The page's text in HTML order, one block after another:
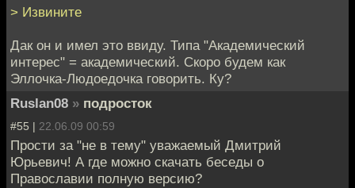
> Извините
Дак он и имел это ввиду. Типа "Академический
интерес" = академический. Скоро будем как
Эллочка-Людоедочка говорить. Ку?
Ruslan08 » подросток
#55 | 22.06.09 00:59
Прости за "не в тему" уважаемый Дмитрий
Юрьевич! А где можно скачать беседы о
Православии полную версию?